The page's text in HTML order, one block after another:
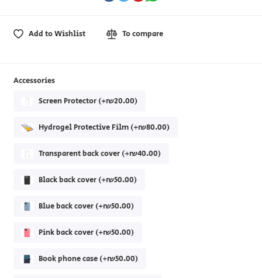
Add to Wishlist To compare
Accessories
Screen Protector (+₪20.00)
Hydrogel Protective Film (+₪80.00)
Transparent back cover (+₪40.00)
Black back cover (+₪50.00)
Blue back cover (+₪50.00)
Pink back cover (+₪50.00)
Book phone case (+₪50.00)